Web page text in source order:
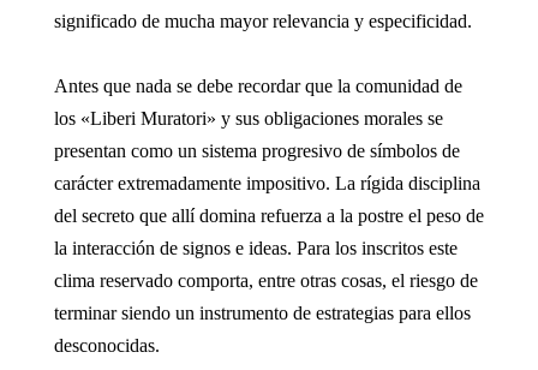
significado de mucha mayor relevancia y especificidad.
Antes que nada se debe recordar que la comunidad de
los «Liberi Muratori» y sus obligaciones morales se
presentan como un sistema progresivo de símbolos de
carácter extremadamente impositivo. La rígida disciplina
del secreto que allí domina refuerza a la postre el peso de
la interacción de signos e ideas. Para los inscritos este
clima reservado comporta, entre otras cosas, el riesgo de
terminar siendo un instrumento de estrategias para ellos
desconocidas.